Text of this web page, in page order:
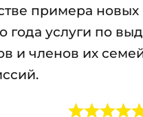
примера
года услуги по
и членов их